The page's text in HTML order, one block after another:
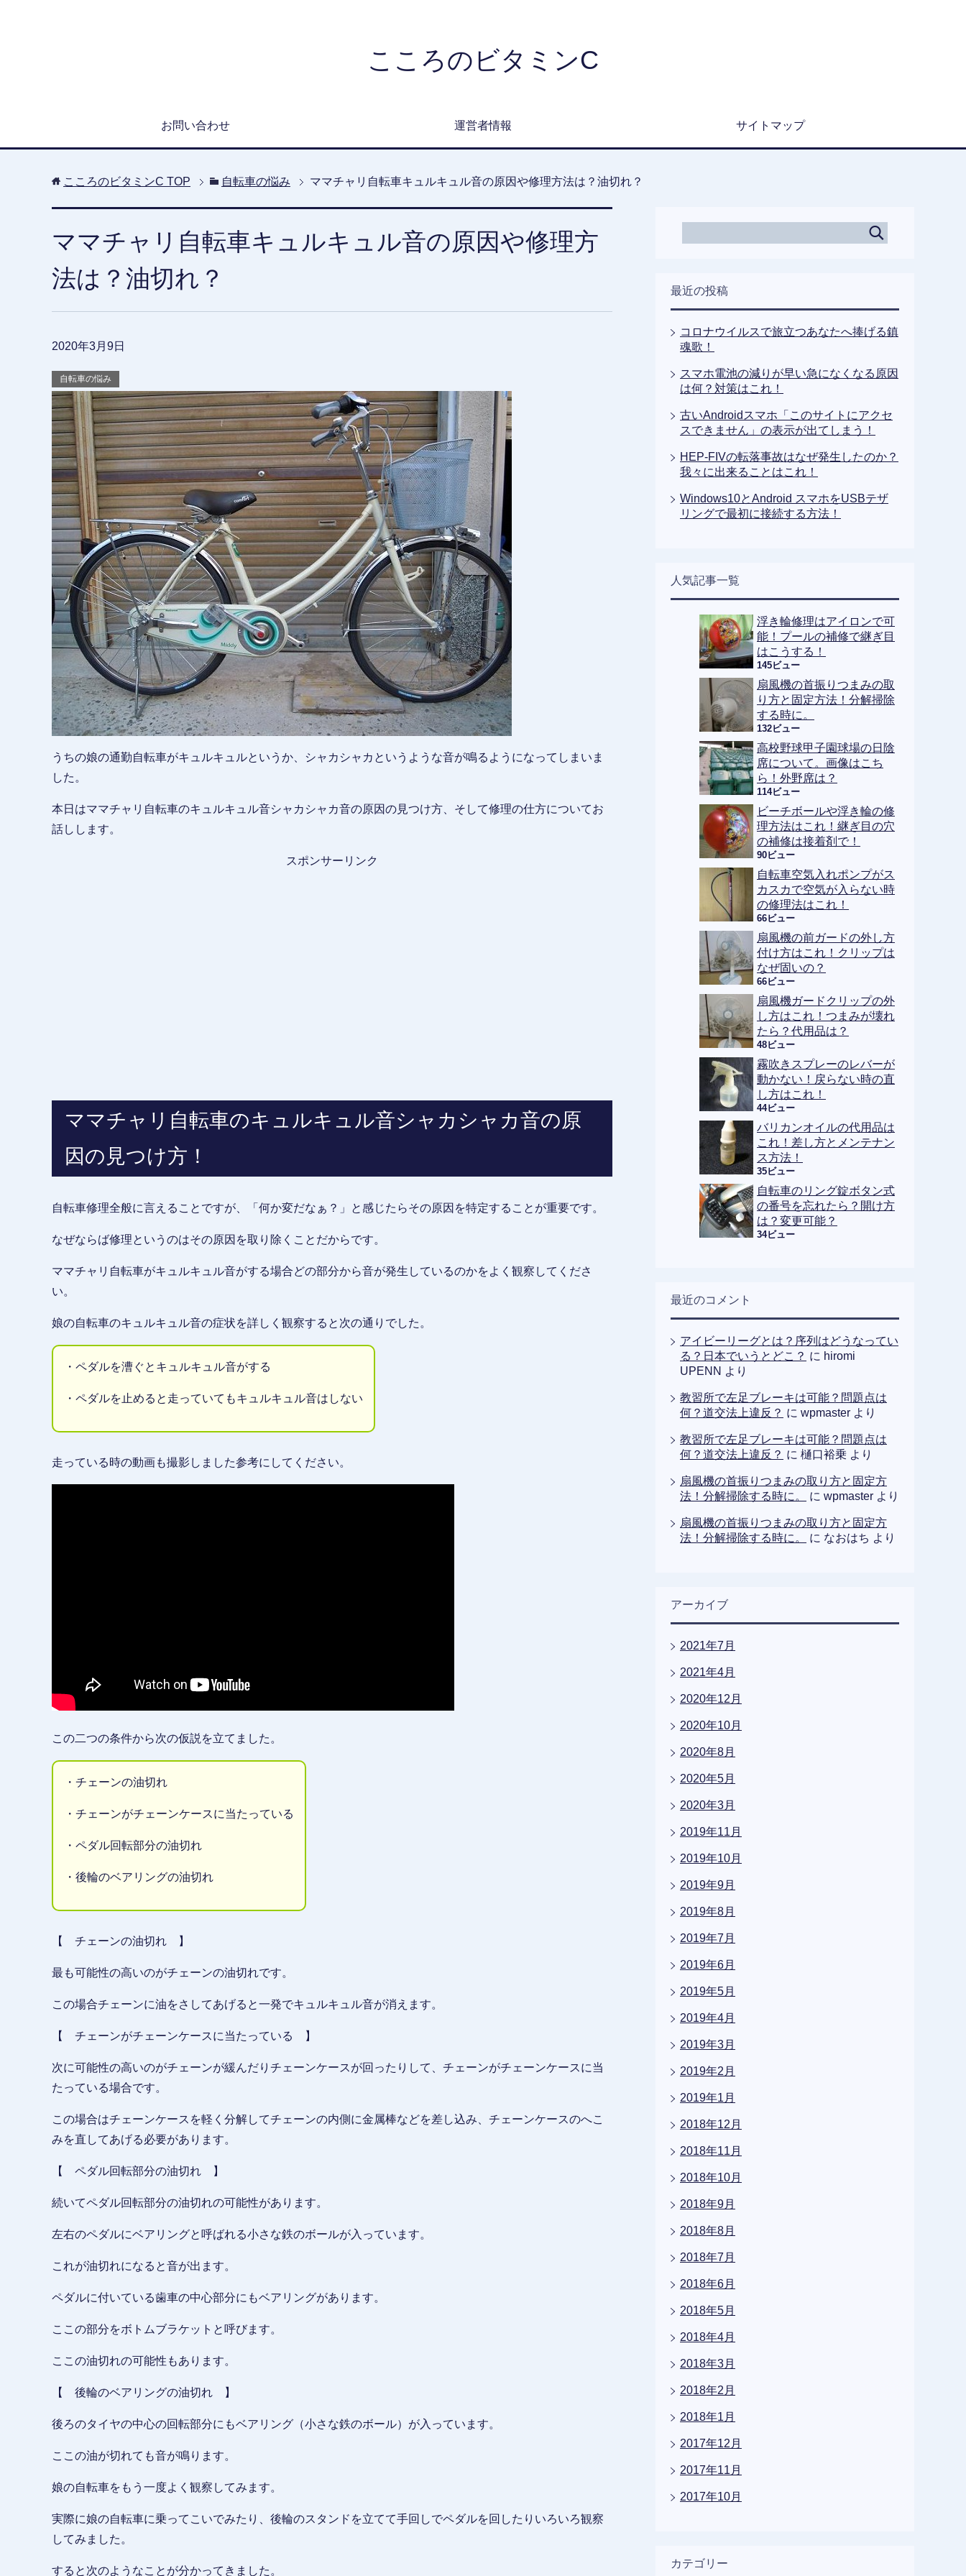
こころのビタミンC
お問い合わせ 運営者情報 サイトマップ
こころのビタミンC TOP 自転車の悩み ママチャリ自転車キュルキュル音の原因や修理方法は？油切れ？
ママチャリ自転車キュルキュル音の原因や修理方
法は？油切れ？
2020年3月9日
自転車の悩み
うちの娘の通勤自転車がキュルキュルというか、シャカシャカというような音が鳴るようになってしまいま
した。
本日はママチャリ自転車のキュルキュル音シャカシャカ音の原因の見つけ方、そして修理の仕方についてお
話しします。
スポンサーリンク
ママチャリ自転車のキュルキュル音シャカシャカ音の原
因の見つけ方！
自転車修理全般に言えることですが、「何か変だなぁ？」と感じたらその原因を特定することが重要です。
なぜならば修理というのはその原因を取り除くことだからです。
ママチャリ自転車がキュルキュル音がする場合どの部分から音が発生しているのかをよく観察してくださ
い。
娘の自転車のキュルキュル音の症状を詳しく観察すると次の通りでした。
・ペダルを漕ぐとキュルキュル音がする
・ペダルを止めると走っていてもキュルキュル音はしない
走っている時の動画も撮影しました参考にしてください。
この二つの条件から次の仮説を立てました。
・チェーンの油切れ
・チェーンがチェーンケースに当たっている
・ペダル回転部分の油切れ
・後輪のベアリングの油切れ
【 チェーンの油切れ 】
最も可能性の高いのがチェーンの油切れです。
この場合チェーンに油をさしてあげると一発でキュルキュル音が消えます。
【 チェーンがチェーンケースに当たっている 】
次に可能性の高いのがチェーンが緩んだりチェーンケースが回ったりして、チェーンがチェーンケースに当
たっている場合です。
この場合はチェーンケースを軽く分解してチェーンの内側に金属棒などを差し込み、チェーンケースのへこ
みを直してあげる必要があります。
【 ペダル回転部分の油切れ 】
続いてペダル回転部分の油切れの可能性があります。
左右のペダルにベアリングと呼ばれる小さな鉄のボールが入っています。
これが油切れになると音が出ます。
ペダルに付いている歯車の中心部分にもベアリングがあります。
ここの部分をボトムブラケットと呼びます。
ここの油切れの可能性もあります。
【 後輪のベアリングの油切れ 】
後ろのタイヤの中心の回転部分にもベアリング（小さな鉄のボール）が入っています。
ここの油が切れても音が鳴ります。
娘の自転車をもう一度よく観察してみます。
実際に娘の自転車に乗ってこいでみたり、後輪のスタンドを立てて手回しでペダルを回したりいろいろ観察
してみました。
すると次のようなことが分かってきました。
最近の投稿
コロナウイルスで旅立つあなたへ捧げる鎮
魂歌！
スマホ電池の減りが早い急になくなる原因
は何？対策はこれ！
古いAndroidスマホ「このサイトにアクセ
スできません」の表示が出てしまう！
HEP-FIVの転落事故はなぜ発生したのか？
我々に出来ることはこれ！
Windows10とAndroid スマホをUSBテザ
リングで最初に接続する方法！
人気記事一覧
浮き輪修理はアイロンで可
能！プールの補修で継ぎ目
はこうする！
145ビュー
扇風機の首振りつまみの取
り方と固定方法！分解掃除
する時に。
132ビュー
高校野球甲子園球場の日陰
席について。画像はこち
ら！外野席は？
114ビュー
ビーチボールや浮き輪の修
理方法はこれ！継ぎ目の穴
の補修は接着剤で！
90ビュー
自転車空気入れポンプがス
カスカで空気が入らない時
の修理法はこれ！
66ビュー
扇風機の前ガードの外し方
付け方はこれ！クリップは
なぜ固いの？
66ビュー
扇風機ガードクリップの外
し方はこれ！つまみが壊れ
たら？代用品は？
48ビュー
霧吹きスプレーのレバーが
動かない！戻らない時の直
し方はこれ！
44ビュー
バリカンオイルの代用品は
これ！差し方とメンテナン
ス方法！
35ビュー
自転車のリング錠ボタン式
の番号を忘れたら？開け方
は？変更可能？
34ビュー
最近のコメント
アイビーリーグとは？序列はどうなってい
る？日本でいうとどこ？ に hiromi
UPENN より
教習所で左足ブレーキは可能？問題点は
何？道交法上違反？ に wpmaster より
教習所で左足ブレーキは可能？問題点は
何？道交法上違反？ に 樋口裕乗 より
扇風機の首振りつまみの取り方と固定方
法！分解掃除する時に。
に wpmaster より
扇風機の首振りつまみの取り方と固定方
法！分解掃除する時に。
に なおはち より
アーカイブ
2021年7月
2021年4月
2020年12月
2020年10月
2020年8月
2020年5月
2020年3月
2019年11月
2019年10月
2019年9月
2019年8月
2019年7月
2019年6月
2019年5月
2019年4月
2019年3月
2019年2月
2019年1月
2018年12月
2018年11月
2018年10月
2018年9月
2018年8月
2018年7月
2018年6月
2018年5月
2018年4月
2018年3月
2018年2月
2018年1月
2017年12月
2017年11月
2017年10月
カテゴリー